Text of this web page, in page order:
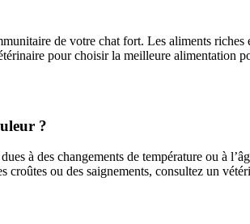
de votre chat fort. Les aliments
pour choisir la meilleure alimentation
?
à des changements de température ou à
croûtes ou des saignements, consultez un